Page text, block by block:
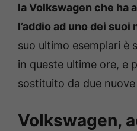
la Volkswagen che ha
l’addio ad uno dei suoi
suo ultimo esemplari
in queste ultime ore, e
sostituito da due
Volkswagen,